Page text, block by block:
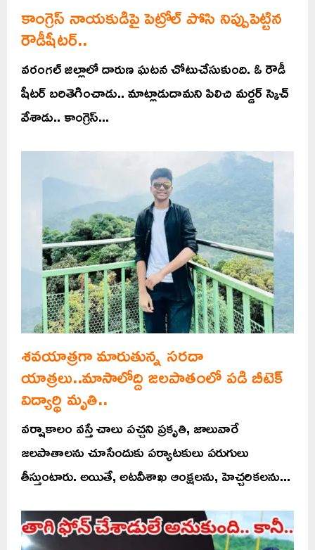
కాంగ్రెస్ నాయకుడిపై పెట్రోల్ పోసి నిప్పుపెట్టిన
రౌడీషీటర్..
వరంగల్ జిల్లాలో దారుణ ఘటన చోటుచేసుకుంది. ఓ రౌడీ
షీటర్ బరితెగించాడు.. మాట్లాడుదామని పిలిచి మర్డర్ స్కెచ్
వేశాడు.. కాంగ్రెస్...
శవయాత్రగా మారుతున్న సరదా
యాత్రలు..మాసాలోద్ది జలపాతంలో పడి బీటెక్
విద్యార్థి మృతి..
వర్షాకాలం వస్తే చాలు పచ్చని ప్రకృతి, జాలువారే
జలపాతాలను చూసేందుకు పర్యాటకులు పరుగులు
తీస్తుంటారు. అయితే, అటవీశాఖ ఆంక్షలను, హెచ్చరికలను...